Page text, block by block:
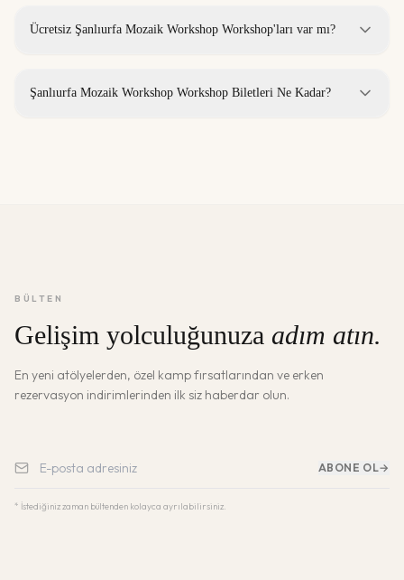
Ücretsiz Şanlıurfa Mozaik Workshop Workshop'ları var mı?
Şanlıurfa Mozaik Workshop Workshop Biletleri Ne Kadar?
BÜLTEN
Gelişim yolculuğunuza adım atın.
En yeni atölyelerden, özel kamp fırsatlarından ve erken
rezervasyon indirimlerinden ilk siz haberdar olun.
ABONE OL→
* İstediğiniz zaman bültenden kolayca ayrılabilirsiniz.